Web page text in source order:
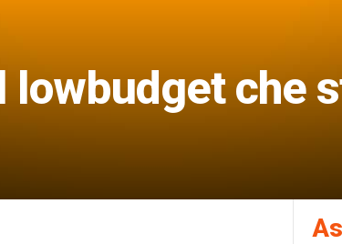
lowbudget che